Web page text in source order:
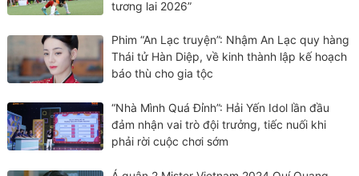
tương lai 2026”
Phim “An Lạc truyện”: Nhậm An Lạc quy hàng
Thái tử Hàn Diệp, về kinh thành lập kế hoạch
báo thù cho gia tộc
“Nhà Mình Quá Đỉnh”: Hải Yến Idol lần đầu
đảm nhận vai trò đội trưởng, tiếc nuối khi
phải rời cuộc chơi sớm